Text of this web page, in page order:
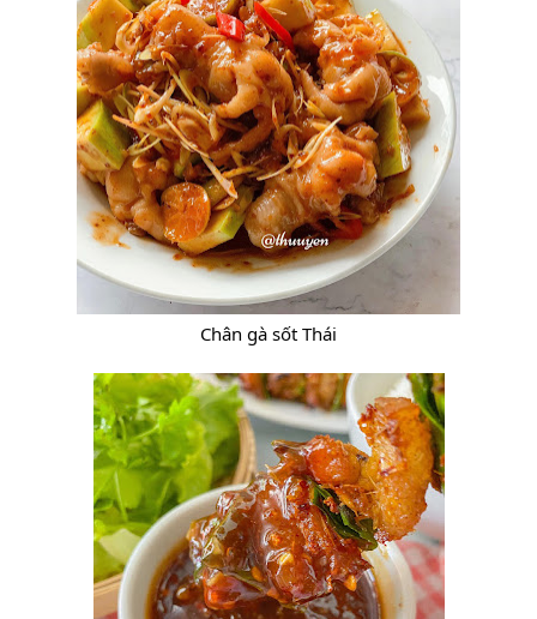
Chân gà sốt Thái